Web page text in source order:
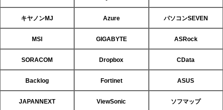
キヤノンMJ Azure パソコンSEVEN
MSI GIGABYTE ASRock
SORACOM Dropbox CData
Backlog Fortinet ASUS
JAPANNEXT ViewSonic ソフマップ